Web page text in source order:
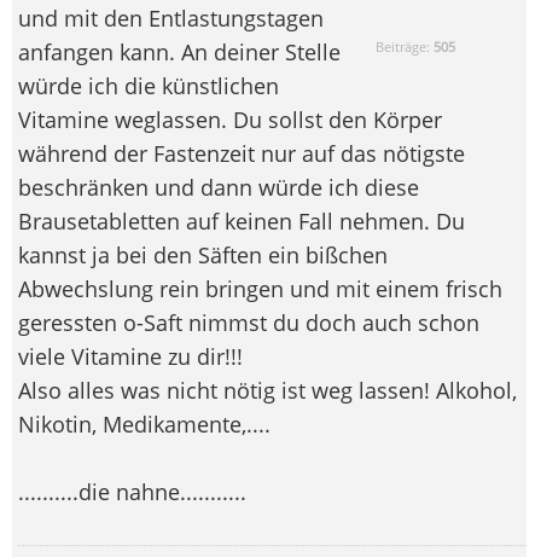
Beiträge: 505
und mit den Entlastungstagen
anfangen kann. An deiner Stelle
würde ich die künstlichen
Vitamine weglassen. Du sollst den Körper
während der Fastenzeit nur auf das nötigste
beschränken und dann würde ich diese
Brausetabletten auf keinen Fall nehmen. Du
kannst ja bei den Säften ein bißchen
Abwechslung rein bringen und mit einem frisch
geressten o-Saft nimmst du doch auch schon
viele Vitamine zu dir!!!
Also alles was nicht nötig ist weg lassen! Alkohol,
Nikotin, Medikamente,....
..........die nahne...........